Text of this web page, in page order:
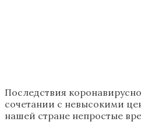
Последствия
сочетании с невысокими
нашей стране непростые